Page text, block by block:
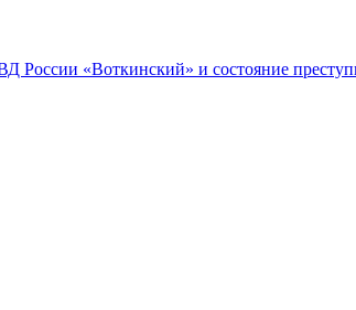
России «Воткинский» и состояние